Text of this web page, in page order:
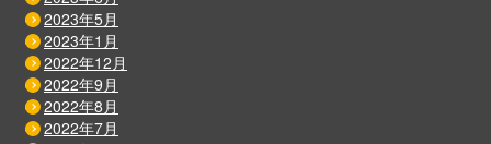
2023年5月
2023年1月
2022年12月
2022年9月
2022年8月
2022年7月